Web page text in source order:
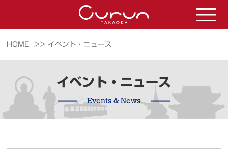
HOME >> イベント・ニュース
イベント・ニュース
Events & News